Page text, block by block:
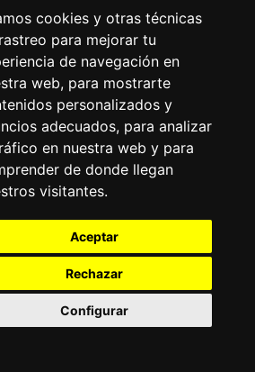
cookies y otras técnicas
para mejorar tu
de navegación en
web, para mostrarte
personalizados y
adecuados, para analizar
en nuestra web y para
de donde llegan
visitantes.
Aceptar
Rechazar
Configurar
Oficiais
|Política de privacidade
| Powered by